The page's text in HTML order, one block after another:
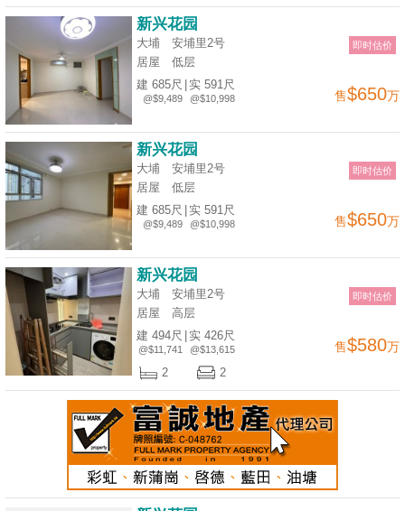
即时估价
新兴花园
大埔 安埔里2号
居屋
低层
建 685尺
@$9,489
实 591尺
@$10,998 售$650万
即时估价
新兴花园
大埔 安埔里2号
居屋
低层
建 685尺
@$9,489
实 591尺
@$10,998 售$650万
即时估价
新兴花园
大埔 安埔里2号
居屋
高层
建 494尺
@$11,741
实 426尺
@$13,615 售$580万
2 2